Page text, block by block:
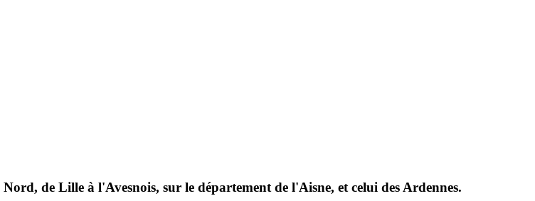
de Lille à l'Avesnois, sur le département de l'Aisne, et celui des Ardennes.